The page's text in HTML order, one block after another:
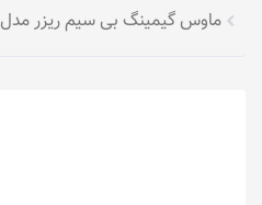
ماوس گیمینگ بی سیم ریزر مدل VIPER V2 PRO (2024)